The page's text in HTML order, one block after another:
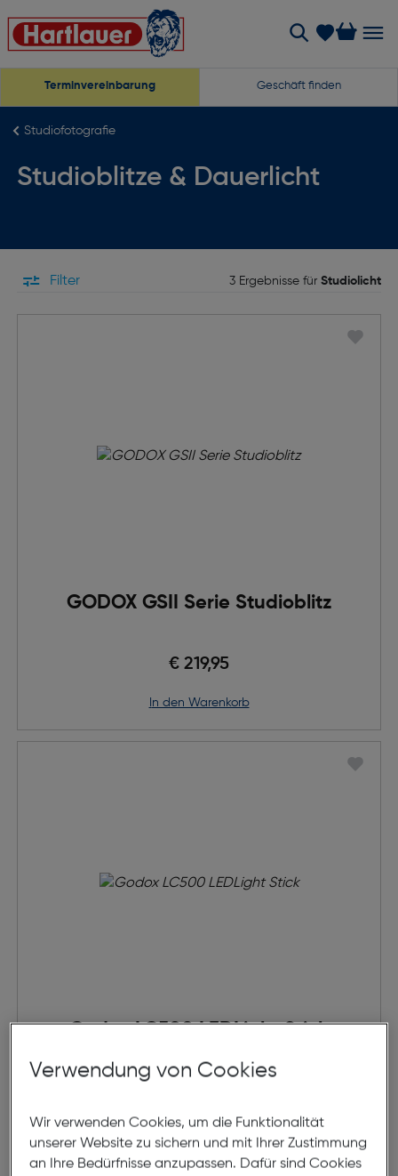
Terminvereinbarung Geschäft finden
Studiofotografie
Studioblitze & Dauerlicht
Filter 3 Ergebnisse für Studiolicht
GODOX GSII Serie Studioblitz
€ 219,95
in den Warenkorb
Godox LC500 LEDLight Stick
in den Warenkorb
Verwendung von Cookies
Wir verwenden Cookies, um die Funktionalität
unserer Website zu sichern und mit Ihrer Zustimmung
an Ihre Bedürfnisse anzupassen. Dafür sind Cookies